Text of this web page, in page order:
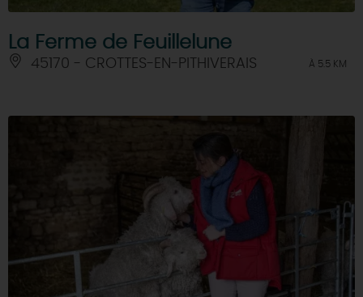
La Ferme de Feuillelune
45170 - CROTTES-EN-PITHIVERAIS À 5.5 KM